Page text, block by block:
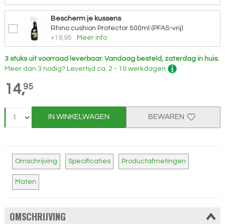
Bescherm je kussens
Rhino cushion Protector 500ml (PFAS-vrij)
+19,95
Meer info
3 stuks uit voorraad leverbaar. Vandaag besteld, zaterdag in huis.
Meer dan 3 nodig? Levertijd ca. 2 - 10 werkdagen
14,95
IN WINKELWAGEN BEWAREN
Omschrijving Specificaties Productafmetingen
Maten
OMSCHRIJVING